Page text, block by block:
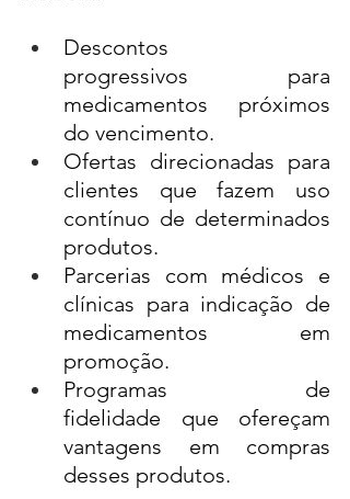
Descontos
progressivos para
medicamentos próximos
do vencimento.
Ofertas direcionadas para
clientes que fazem uso
contínuo de determinados
produtos.
Parcerias com médicos e
clínicas para indicação de
medicamentos em
promoção.
Programas de
fidelidade que ofereçam
vantagens em compras
desses produtos.